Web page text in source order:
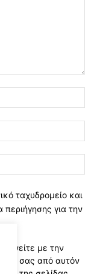
ταχυδρομείο και
για την
με την
σας από αυτόν